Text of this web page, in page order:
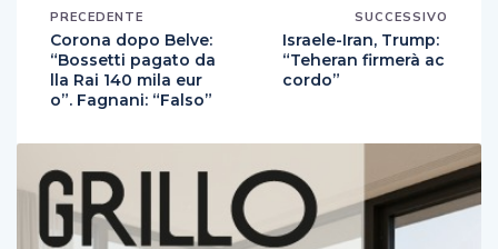
PRECEDENTE
Corona dopo Belve:
“Bossetti pagato da
lla Rai 140 mila eur
o”. Fagnani: “Falso”
SUCCESSIVO
Israele-Iran, Trump:
“Teheran firmerà ac
cordo”